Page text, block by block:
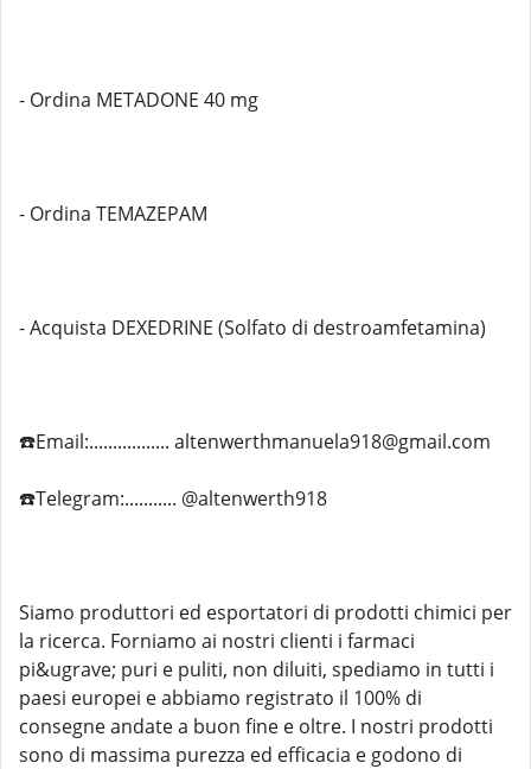
- Ordina METADONE 40 mg
- Ordina TEMAZEPAM
- Acquista DEXEDRINE (Solfato di destroamfetamina)
☎️Email:................. altenwerthmanuela918@gmail.com
☎️Telegram:........... @altenwerth918
Siamo produttori ed esportatori di prodotti chimici per
la ricerca. Forniamo ai nostri clienti i farmaci
pi&ugrave; puri e puliti, non diluiti, spediamo in tutti i
paesi europei e abbiamo registrato il 100% di
consegne andate a buon fine e oltre. I nostri prodotti
sono di massima purezza ed efficacia e godono di